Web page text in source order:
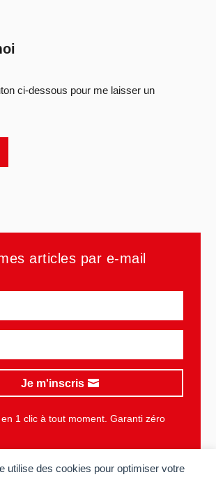
utilise des cookies pour optimiser votre
ci-dessous pour me laisser un
articles par e-mail
Je m'inscris
1 clic à tout moment. Garanti zéro